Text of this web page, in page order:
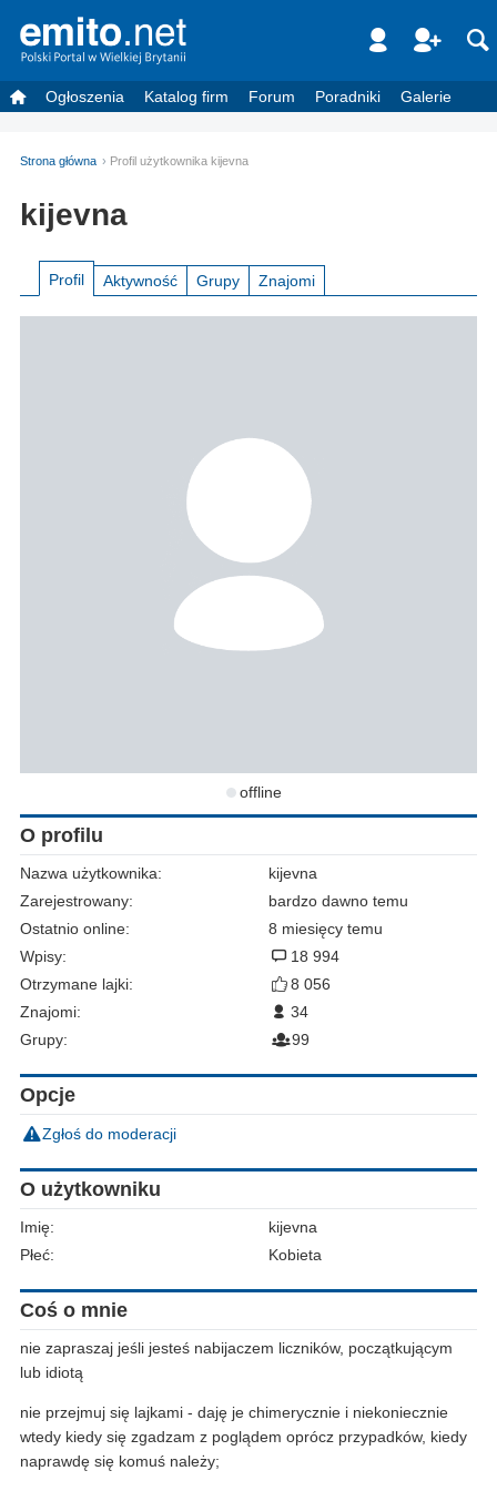
Ogłoszenia Katalog firm Forum Poradniki Galerie
Strona główna Profil użytkownika kijevna
kijevna
Profil Aktywność Grupy Znajomi
offline
O profilu
Nazwa użytkownika:
kijevna
Zarejestrowany:
bardzo dawno temu
Ostatnio online:
8 miesięcy temu
Wpisy:
18 994
Otrzymane lajki:
8 056
Znajomi:
34
Grupy:
99
Opcje
Zgłoś do moderacji
O użytkowniku
Imię:
kijevna
Płeć:
Kobieta
Coś o mnie
nie zapraszaj jeśli jesteś nabijaczem liczników, początkującym
lub idiotą
nie przejmuj się lajkami - daję je chimerycznie i niekoniecznie
wtedy kiedy się zgadzam z poglądem oprócz przypadków, kiedy
naprawdę się komuś należy;